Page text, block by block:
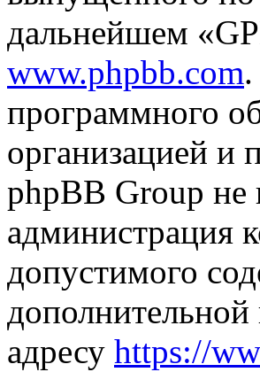
дальнейшем
www.phpbb.com
программного
организацией и
phpBB Group не
администрация
допустимого
адресу https://